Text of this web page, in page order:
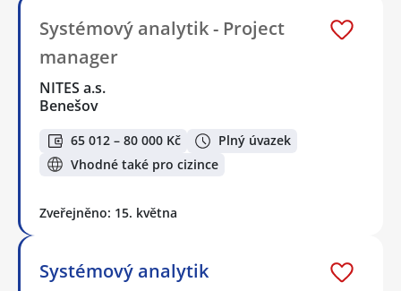
Systémový analytik - Project
manager
NITES a.s.
Benešov
65 012 – 80 000 Kč
Plný úvazek
Vhodné také pro cizince
Zveřejněno: 15. května
Systémový analytik